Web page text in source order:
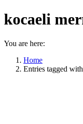
kocaeli
You are here:
Home
Entries tagged